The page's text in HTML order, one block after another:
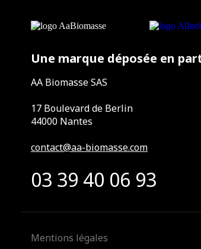
Une marque déposée en
AA Biomasse SAS
17 Boulevard de Berlin
44000 Nantes
contact@aa-biomasse.com
03 39 40 06 93
Mentions légales